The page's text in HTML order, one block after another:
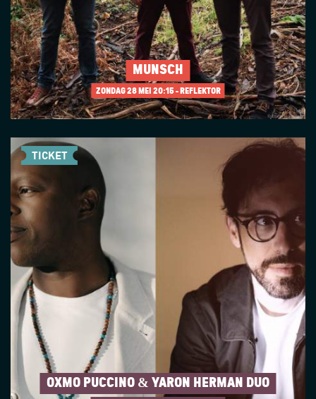
MUNSCH
ZONDAG 28 MEI 20:15 - REFLEKTOR
OXMO PUCCINO & YARON HERMAN DUO
TICKET